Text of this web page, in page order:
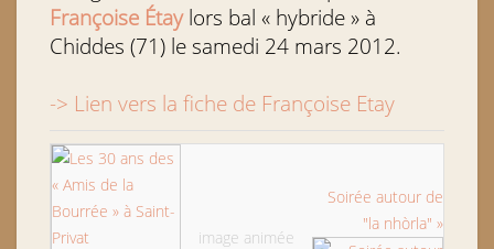
Françoise Étaylors bal « hybride » à
Chiddes (71) le samedi 24 mars 2012.
-> Lien vers la fiche de Françoise Etay
image animée
Soirée autour de
"la nhòrla" »